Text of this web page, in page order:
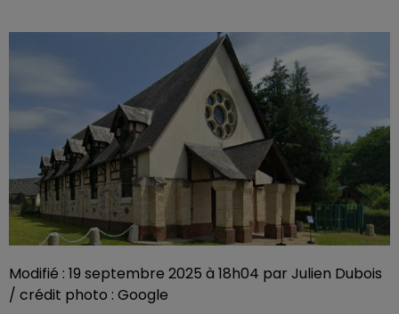
Modifié : 19 septembre 2025 à 18h04 par Julien Dubois
/ crédit photo : Google